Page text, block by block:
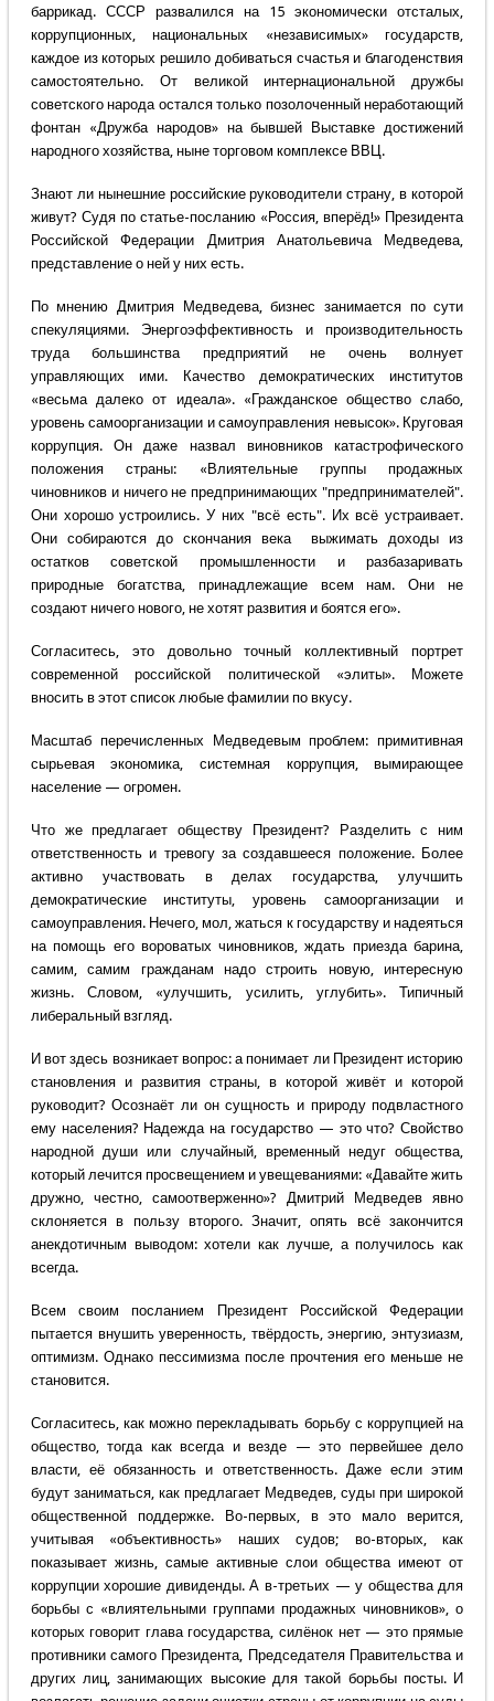
баррикад. СССР развалился на 15 экономически отсталых,
коррупционных, национальных «независимых» государств,
каждое из которых решило добиваться счастья и благоденствия
самостоятельно. От великой интернациональной дружбы
советского народа остался только позолоченный неработающий
фонтан «Дружба народов» на бывшей Выставке достижений
народного хозяйства, ныне торговом комплексе ВВЦ.
Знают ли нынешние российские руководители страну, в которой
живут? Судя по статье-посланию «Россия, вперёд!» Президента
Российской Федерации Дмитрия Анатольевича Медведева,
представление о ней у них есть.
По мнению Дмитрия Медведева, бизнес занимается по сути
спекуляциями. Энергоэффективность и производительность
труда большинства предприятий не очень волнует
управляющих ими. Качество демократических институтов
«весьма далеко от идеала». «Гражданское общество слабо,
уровень самоорганизации и самоуправления невысок». Круговая
коррупция. Он даже назвал виновников катастрофического
положения страны: «Влиятельные группы продажных
чиновников и ничего не предпринимающих "предпринимателей".
Они хорошо устроились. У них "всё есть". Их всё устраивает.
Они собираются до скончания века выжимать доходы из
остатков советской промышленности и разбазаривать
природные богатства, принадлежащие всем нам. Они не
создают ничего нового, не хотят развития и боятся его».
Согласитесь, это довольно точный коллективный портрет
современной российской политической «элиты». Можете
вносить в этот список любые фамилии по вкусу.
Масштаб перечисленных Медведевым проблем: примитивная
сырьевая экономика, системная коррупция, вымирающее
население — огромен.
Что же предлагает обществу Президент? Разделить с ним
ответственность и тревогу за создавшееся положение. Более
активно участвовать в делах государства, улучшить
демократические институты, уровень самоорганизации и
самоуправления. Нечего, мол, жаться к государству и надеяться
на помощь его вороватых чиновников, ждать приезда барина,
самим, самим гражданам надо строить новую, интересную
жизнь. Словом, «улучшить, усилить, углубить». Типичный
либеральный взгляд.
И вот здесь возникает вопрос: а понимает ли Президент историю
становления и развития страны, в которой живёт и которой
руководит? Осознаёт ли он сущность и природу подвластного
ему населения? Надежда на государство — это что? Свойство
народной души или случайный, временный недуг общества,
который лечится просвещением и увещеваниями: «Давайте жить
дружно, честно, самоотверженно»? Дмитрий Медведев явно
склоняется в пользу второго. Значит, опять всё закончится
анекдотичным выводом: хотели как лучше, а получилось как
всегда.
Всем своим посланием Президент Российской Федерации
пытается внушить уверенность, твёрдость, энергию, энтузиазм,
оптимизм. Однако пессимизма после прочтения его меньше не
становится.
Согласитесь, как можно перекладывать борьбу с коррупцией на
общество, тогда как всегда и везде — это первейшее дело
власти, её обязанность и ответственность. Даже если этим
будут заниматься, как предлагает Медведев, суды при широкой
общественной поддержке. Во-первых, в это мало верится,
учитывая «объективность» наших судов; во-вторых, как
показывает жизнь, самые активные слои общества имеют от
коррупции хорошие дивиденды. А в-третьих — у общества для
борьбы с «влиятельными группами продажных чиновников», о
которых говорит глава государства, силёнок нет — это прямые
противники самого Президента, Председателя Правительства и
других лиц, занимающих высокие для такой борьбы посты. И